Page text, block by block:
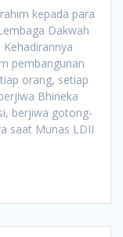
kepada para
Dakwah
pembangunan
orang, setiap
Bhineka
berjiwa gotong-
saat Munas LDII